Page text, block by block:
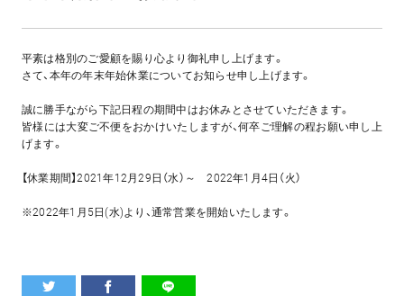
平素は格別のご愛顧を賜り心より御礼申し上げます。
さて、本年の年末年始休業についてお知らせ申し上げます。
誠に勝手ながら下記日程の期間中はお休みとさせていただきます。
皆様には大変ご不便をおかけいたしますが、何卒ご理解の程お願い申し上
げます。
【休業期間】2021年12月29日（水）～ 2022年1月4日（火）
※2022年1月5日(水)より、通常営業を開始いたします。